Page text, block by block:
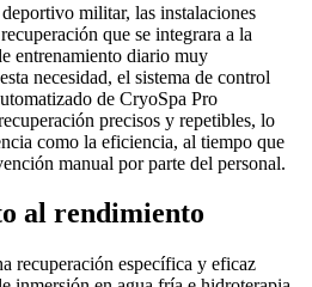
militar, las instalaciones
que se integrara a la
entrenamiento diario muy
necesidad, el sistema de control
de CryoSpa Pro
precisos y repetibles, lo
como la eficiencia, al tiempo que
manual por parte del personal.
al rendimiento
recuperación específica y eficaz